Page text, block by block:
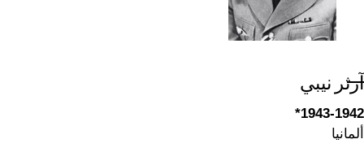
آرثر نيبي
1943-1942*
ألمانيا